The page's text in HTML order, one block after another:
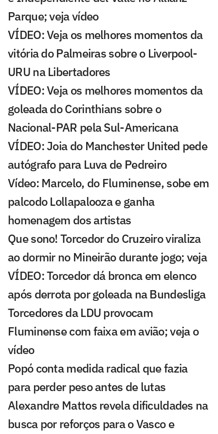
Parque; veja vídeo
VÍDEO: Veja os melhores momentos da
vitória do Palmeiras sobre o Liverpool-
URU na Libertadores
VÍDEO: Veja os melhores momentos da
goleada do Corinthians sobre o
Nacional-PAR pela Sul-Americana
VÍDEO: Joia do Manchester United pede
autógrafo para Luva de Pedreiro
Vídeo: Marcelo, do Fluminense, sobe em
palcodo Lollapalooza e ganha
homenagem dos artistas
Que sono! Torcedor do Cruzeiro viraliza
ao dormir no Mineirão durante jogo; veja
VÍDEO: Torcedor dá bronca em elenco
após derrota por goleada na Bundesliga
Torcedores da LDU provocam
Fluminense com faixa em avião; veja o
vídeo
Popó conta medida radical que fazia
para perder peso antes de lutas
Alexandre Mattos revela dificuldades na
busca por reforços para o Vasco e